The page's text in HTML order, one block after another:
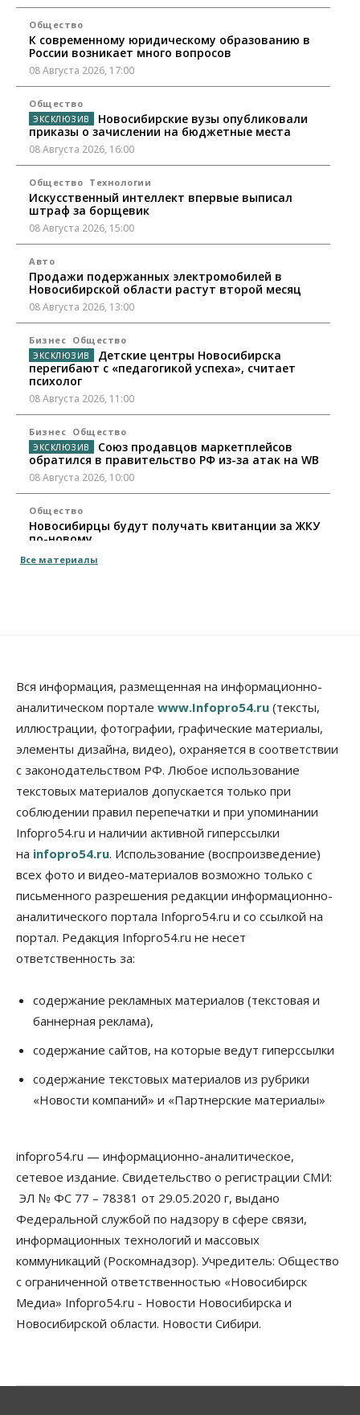
Общество
К современному юридическому образованию в
России возникает много вопросов
08 Августа 2026, 17:00
Общество
Новосибирские вузы опубликовали
приказы о зачислении на бюджетные места
08 Августа 2026, 16:00
Общество Технологии
Искусственный интеллект впервые выписал
штраф за борщевик
08 Августа 2026, 15:00
Авто
Продажи подержанных электромобилей в
Новосибирской области растут второй месяц
08 Августа 2026, 13:00
Бизнес Общество
Детские центры Новосибирска
перегибают с «педагогикой успеха», считает
психолог
08 Августа 2026, 11:00
Бизнес Общество
Союз продавцов маркетплейсов
обратился в правительство РФ из-за атак на WB
08 Августа 2026, 10:00
Общество
Новосибирцы будут получать квитанции за ЖКУ
по-новому
08 Августа 2026, 09:00
В Новосибирске прошёл митинг
против нового закона о памятниках
07 Августа 2026, 18:00
Бизнес
В аэропорту Толмачёво завершены работы по
бетонированию рулежных дорожек
07 Августа 2026, 17:00
Бизнес Общество
Новосибирцы стали реже оформлять
дома по упрощенной схеме
07 Августа 2026, 16:00
Общество Право&Порядок
Роспотребнадзор изъял почти полторы тонны
мяса в Новосибирской области
Расходы новосибирцев на спорт выросли на 40%
за полгода
07 Августа 2026, 14:35
07 Августа 2026, 14:00
07 Августа 2026, 13:55
Авто Общество
Треть автовладельцев в Новосибирской области
«поставили машины на прикол»
07 Августа 2026, 13:00
Власть
Школы, библиотеки, пешеходные тротуары:
депутаты Госдумы контролируют работы на
социальных объектах
07 Августа 2026, 12:35
Синоптики рассказали о погоде в Новосибирске
Все материалы
Вся информация, размещенная на информационно-
аналитическом портале www.Infopro54.ru (тексты,
иллюстрации, фотографии, графические материалы,
элементы дизайна, видео), охраняется в соответствии
с законодательством РФ. Любое использование
текстовых материалов допускается только при
соблюдении правил перепечатки и при упоминании
Infopro54.ru и наличии активной гиперссылки
на infopro54.ru. Использование (воспроизведение)
всех фото и видео-материалов возможно только с
письменного разрешения редакции информационно-
аналитического портала Infopro54.ru и со ссылкой на
портал. Редакция Infopro54.ru не несет
ответственность за:
содержание рекламных материалов (текстовая и
баннерная реклама),
содержание сайтов, на которые ведут гиперссылки
содержание текстовых материалов из рубрики
«Новости компаний» и «Партнерские материалы»
infopro54.ru — информационно-аналитическое,
сетевое издание. Свидетельство о регистрации СМИ:
ЭЛ № ФС 77 – 78381 от 29.05.2020 г, выдано
Федеральной службой по надзору в сфере связи,
информационных технологий и массовых
коммуникаций (Роскомнадзор). Учредитель: Общество
с ограниченной ответственностью «Новосибирск
Медиа» Infopro54.ru - Новости Новосибирска и
Новосибирской области. Новости Сибири.